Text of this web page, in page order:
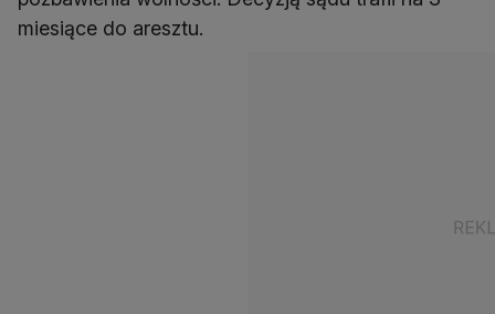
miesiące do aresztu.